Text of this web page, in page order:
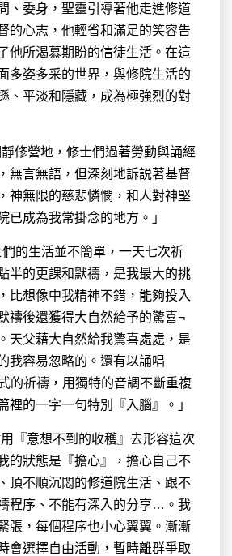
、委身，聖靈引導著他走進修道
的心志，他輕省和滿足的笑容告
他所渴慕期盼的信徒生活。在這
多姿多采的世界，與修院生活的
、平淡和隱藏，成為極強烈的對
修營地，修士們過著勞動與誦經
無言無語，但深刻地訴説著基督
神無限的慈悲憐憫，和人對神堅
已成為我常掛念的地方。」
的生活並不簡單，一天七次祈
半的更課和默禱，是我最大的挑
比想像中我精神不錯，能夠投入
禱後還獲得大自然給予的驚喜¬
父藉大自然給我驚喜處處，是
我容易忽略的。還有以誦唱
的祈禱，用獨特的音調不斷重複
裡的一字一句特別『入腦』。」
『意想不到的收穫』去形容這次
的狀態是『擔心』，擔心自己不
頂不順沉悶的修道院生活、跟不
程序、不能有深入的分享…。我
張，每個程序也小心翼翼。漸漸
會選擇自由活動，暫時離群爭取